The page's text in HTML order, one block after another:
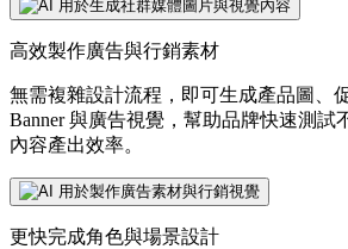
高效製作廣告與行銷素材
無需複雜設計流程，即可生成產品圖、
Banner 與廣告視覺，幫助品牌快速測試
內容產出效率。
更快完成角色與場景設計